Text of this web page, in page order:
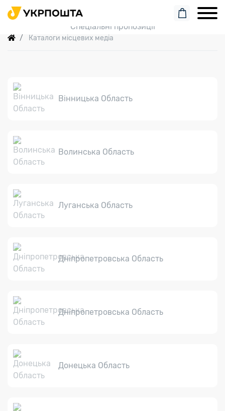
Пошук замовлення
Спеціальні пропозиції
Каталоги місцевих медіа
Вінницька Область
Волинська Область
Луганська Область
Дніпропетровська Область
Дніпропетровська Область
Донецька Область